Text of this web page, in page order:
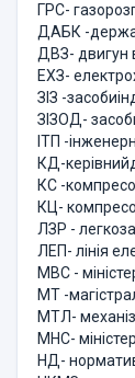
ГРС-
ДАБК -
ДВЗ- двигун
ЕХЗ-
ЗІЗ -
ЗІЗОД-
ІТП -
КД-
КС -
КЦ-
ЛЗР -
ЛЕП- лінія
МВС -
МТ -
МТЛ-
МНС-
НД-